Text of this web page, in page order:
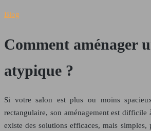
Blog
Comment aménager
atypique ?
Si votre salon est plus ou moins
rectangulaire, son aménagement est difficile
existe des solutions efficaces, mais